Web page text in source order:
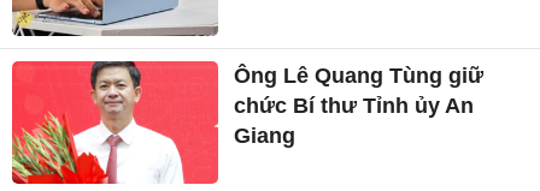
Ông Lê Quang Tùng giữ
chức Bí thư Tỉnh ủy An
Giang